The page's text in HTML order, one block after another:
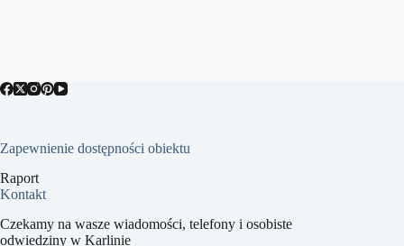
Zapewnienie dostępności obiektu
Raport
Kontakt
Czekamy na wasze wiadomości, telefony i osobiste
odwiedziny w Karlinie